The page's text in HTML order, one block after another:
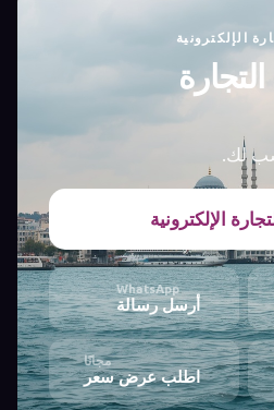
لك.
الإلكترونية
WhatsApp
أرسل رسالة
مجانًا
اطلب عرض سعر